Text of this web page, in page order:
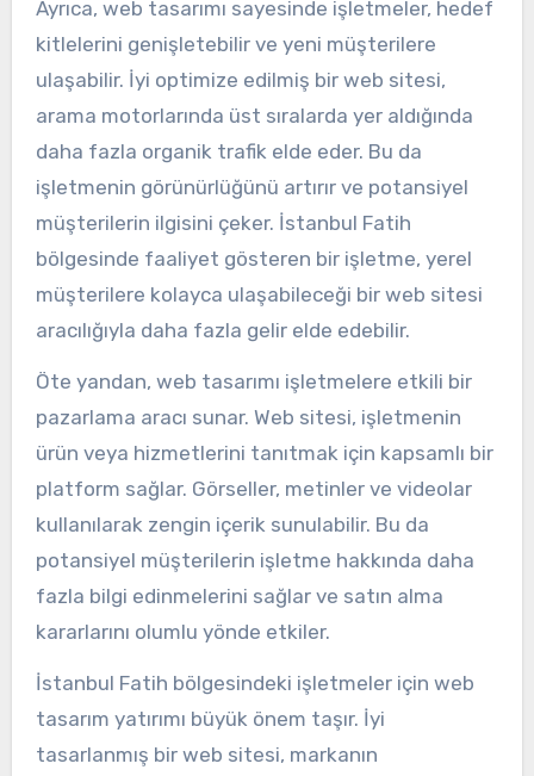
Ayrıca, web tasarımı sayesinde işletmeler, hedef
kitlelerini genişletebilir ve yeni müşterilere
ulaşabilir. İyi optimize edilmiş bir web sitesi,
arama motorlarında üst sıralarda yer aldığında
daha fazla organik trafik elde eder. Bu da
işletmenin görünürlüğünü artırır ve potansiyel
müşterilerin ilgisini çeker. İstanbul Fatih
bölgesinde faaliyet gösteren bir işletme, yerel
müşterilere kolayca ulaşabileceği bir web sitesi
aracılığıyla daha fazla gelir elde edebilir.
Öte yandan, web tasarımı işletmelere etkili bir
pazarlama aracı sunar. Web sitesi, işletmenin
ürün veya hizmetlerini tanıtmak için kapsamlı bir
platform sağlar. Görseller, metinler ve videolar
kullanılarak zengin içerik sunulabilir. Bu da
potansiyel müşterilerin işletme hakkında daha
fazla bilgi edinmelerini sağlar ve satın alma
kararlarını olumlu yönde etkiler.
İstanbul Fatih bölgesindeki işletmeler için web
tasarım yatırımı büyük önem taşır. İyi
tasarlanmış bir web sitesi, markanın